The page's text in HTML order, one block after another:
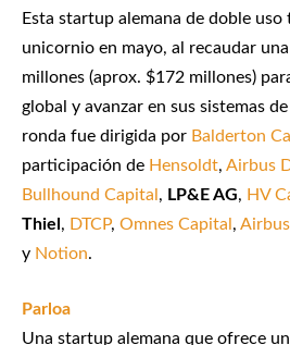
Esta startup alemana de doble
unicornio en mayo, al recaudar
millones (aprox. $172 millones)
global y avanzar en sus sistemas
ronda fue dirigida por Balderton
participación de Hensoldt, Airbus
Bullhound Capital , LP&E AG, HV
Thiel , DTCP, Omnes Capital ,
y Notion.
Parloa
Una startup alemana que ofrece